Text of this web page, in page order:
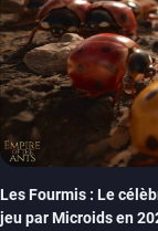
Les Fourmis : Le
jeu par Microids en